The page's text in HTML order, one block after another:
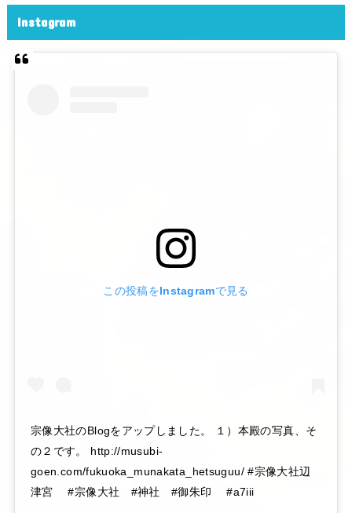
Instagram
この投稿をInstagramで見る
宗像大社のBlogをアップしました。 １）本殿の写真、そ
の２です。 http://musubi-
goen.com/fukuoka_munakata_hetsuguu/ #宗像大社辺
津宮 #宗像大社 #神社 #御朱印 #a7iii